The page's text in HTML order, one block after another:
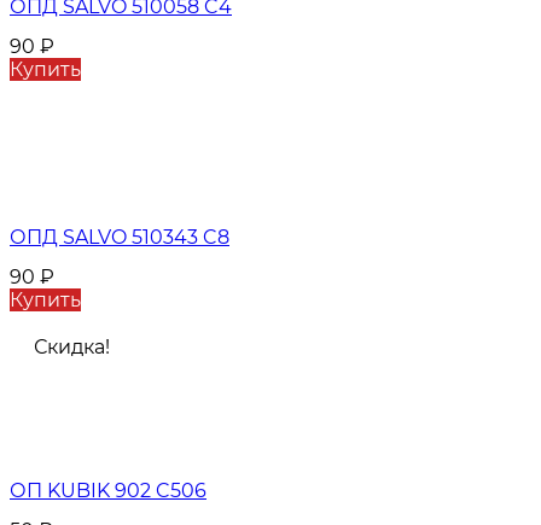
ОПД SALVO 510058 C4
90 ₽
Купить
ОПД SALVO 510343 C8
90 ₽
Купить
Скидка!
ОП KUBIK 902 C506